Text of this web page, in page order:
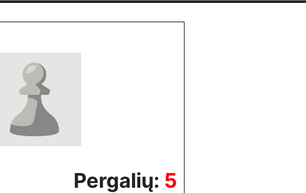
Pergalių: 5